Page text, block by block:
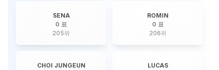
SENA
0 표
205위
ROMIN
0 표
206위
CHOI JUNGEUN
LUCAS